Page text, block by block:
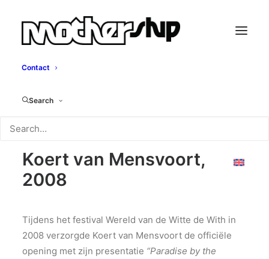
Contact
Search
Paradise by the
laptop light
Koert van Mensvoort,
2008
Tijdens het festival Wereld van de Witte de With in
2008 verzorgde Koert van Mensvoort de officiële
opening met zijn presentatie “Paradise by the